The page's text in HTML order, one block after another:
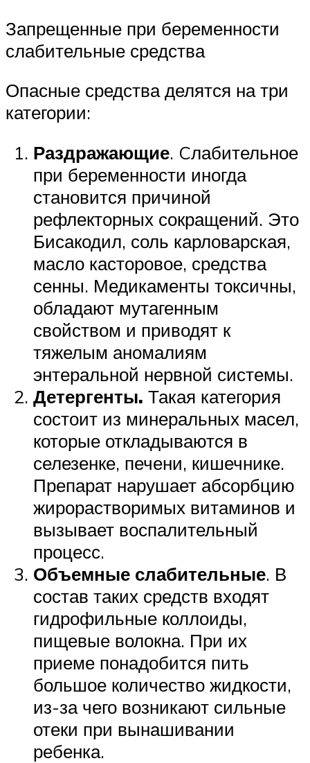
Запрещенные при беременности
слабительные средства
Опасные средства делятся на три
категории:
Раздражающие. Cлабительное
при беременности иногда
становится причиной
рефлекторных сокращений. Это
Бисакодил, соль карловарская,
масло касторовое, средства
сенны. Медикаменты токсичны,
обладают мутагенным
свойством и приводят к
тяжелым аномалиям
энтеральной нервной системы.
Детергенты. Такая категория
состоит из минеральных масел,
которые откладываются в
селезенке, печени, кишечнике.
Препарат нарушает абсорбцию
жирорастворимых витаминов и
вызывает воспалительный
процесс.
Объемные слабительные. В
состав таких средств входят
гидрофильные коллоиды,
пищевые волокна. При их
приеме понадобится пить
большое количество жидкости,
из-за чего возникают сильные
отеки при вынашивании
ребенка.